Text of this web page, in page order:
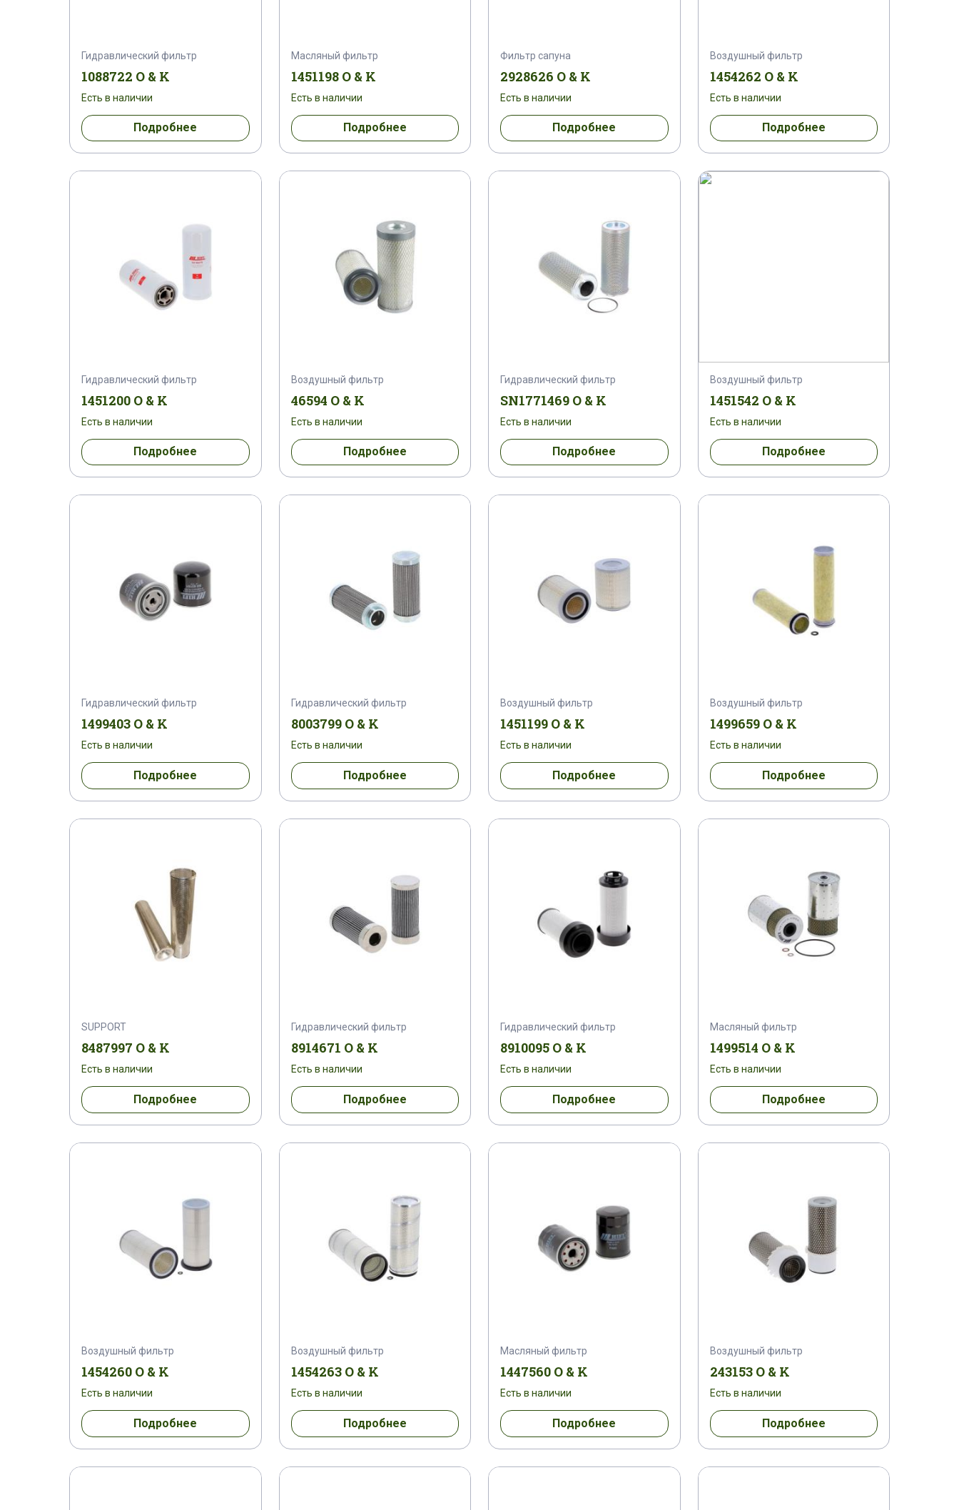
Гидравлический фильтр
1088722 O & K
Есть в наличии
Подробнее
Масляный фильтр
1451198 O & K
Есть в наличии
Подробнее
Фильтр сапуна
2928626 O & K
Есть в наличии
Подробнее
Воздушный фильтр
1454262 O & K
Есть в наличии
Подробнее
Гидравлический фильтр
1451200 O & K
Есть в наличии
Подробнее
Воздушный фильтр
46594 O & K
Есть в наличии
Подробнее
Гидравлический фильтр
SN1771469 O & K
Есть в наличии
Подробнее
Воздушный фильтр
1451542 O & K
Есть в наличии
Подробнее
Гидравлический фильтр
1499403 O & K
Есть в наличии
Подробнее
Гидравлический фильтр
8003799 O & K
Есть в наличии
Подробнее
Воздушный фильтр
1451199 O & K
Есть в наличии
Подробнее
Воздушный фильтр
1499659 O & K
Есть в наличии
Подробнее
SUPPORT
8487997 O & K
Есть в наличии
Подробнее
Гидравлический фильтр
8914671 O & K
Есть в наличии
Подробнее
Гидравлический фильтр
8910095 O & K
Есть в наличии
Подробнее
Масляный фильтр
1499514 O & K
Есть в наличии
Подробнее
Воздушный фильтр
1454260 O & K
Есть в наличии
Подробнее
Воздушный фильтр
1454263 O & K
Есть в наличии
Подробнее
Масляный фильтр
1447560 O & K
Есть в наличии
Подробнее
Воздушный фильтр
243153 O & K
Есть в наличии
Подробнее